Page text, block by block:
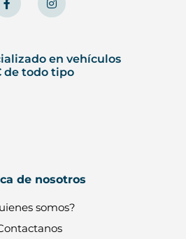
c
e
o
k
-
s
t
r
a
m
en vehículos
de todo tipo
de nosotros
somos?